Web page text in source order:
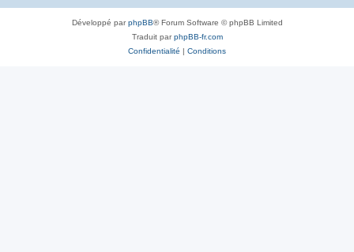
Développé parphpBB® Forum Software © phpBB Limited
Traduit parphpBB-fr.com
Confidentialité | Conditions